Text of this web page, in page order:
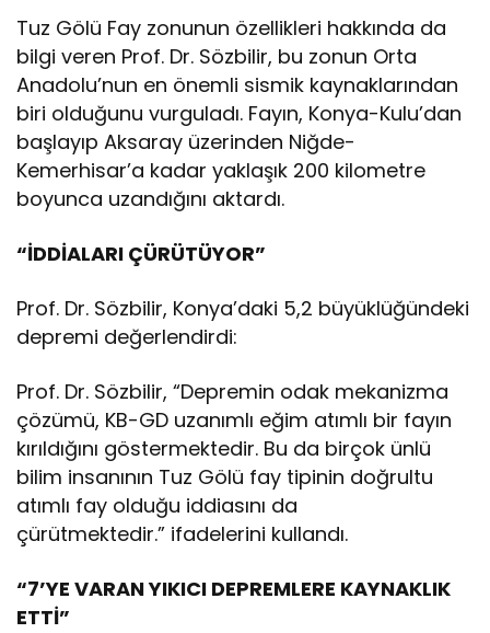
Tuz Gölü Fay zonunun özellikleri hakkında da
bilgi veren Prof. Dr. Sözbilir, bu zonun Orta
Anadolu’nun en önemli sismik kaynaklarından
biri olduğunu vurguladı. Fayın, Konya-Kulu’dan
başlayıp Aksaray üzerinden Niğde-
Kemerhisar’a kadar yaklaşık 200 kilometre
boyunca uzandığını aktardı.
“İDDİALARI ÇÜRÜTÜYOR”
Prof. Dr. Sözbilir, Konya’daki 5,2 büyüklüğündeki
depremi değerlendirdi:
Prof. Dr. Sözbilir, “Depremin odak mekanizma
çözümü, KB-GD uzanımlı eğim atımlı bir fayın
kırıldığını göstermektedir. Bu da birçok ünlü
bilim insanının Tuz Gölü fay tipinin doğrultu
atımlı fay olduğu iddiasını da
çürütmektedir.” ifadelerini kullandı.
“7’YE VARAN YIKICI DEPREMLERE KAYNAKLIK
ETTİ”